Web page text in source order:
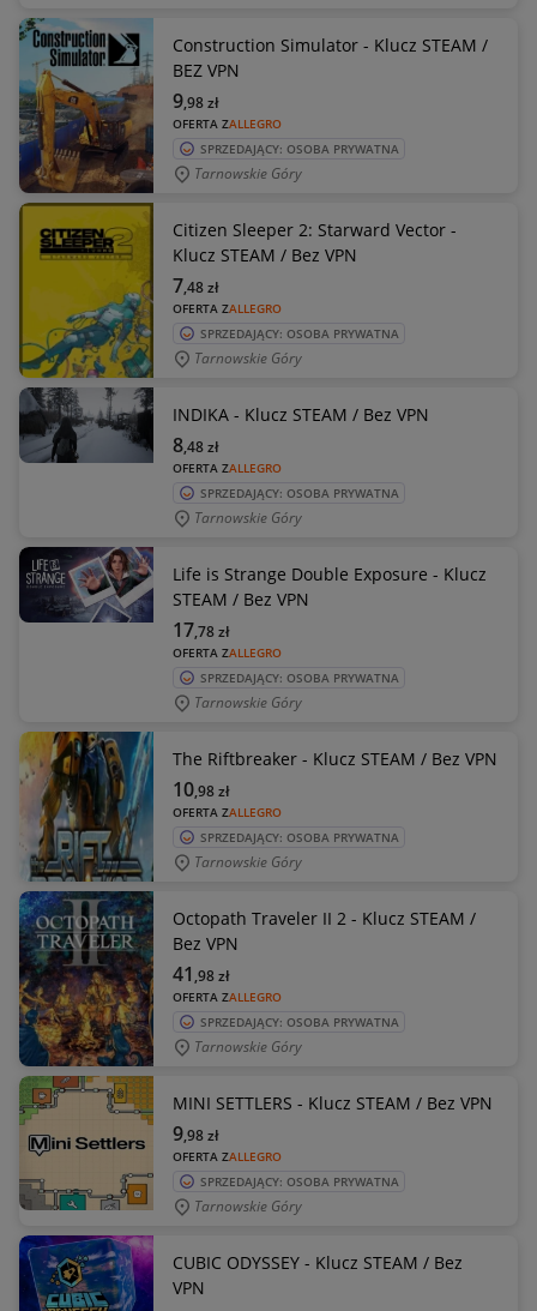
Construction Simulator - Klucz STEAM /
BEZ VPN
OFERTA ZALLEGRO
9,98zł
SPRZEDAJĄCY: OSOBA PRYWATNA
Tarnowskie Góry
Citizen Sleeper 2: Starward Vector -
Klucz STEAM / Bez VPN
OFERTA ZALLEGRO
7,48zł
SPRZEDAJĄCY: OSOBA PRYWATNA
Tarnowskie Góry
INDIKA - Klucz STEAM / Bez VPN
OFERTA ZALLEGRO
8,48zł
SPRZEDAJĄCY: OSOBA PRYWATNA
Tarnowskie Góry
Life is Strange Double Exposure - Klucz
STEAM / Bez VPN
OFERTA ZALLEGRO
17,78zł
SPRZEDAJĄCY: OSOBA PRYWATNA
Tarnowskie Góry
The Riftbreaker - Klucz STEAM / Bez VPN
OFERTA ZALLEGRO
10,98zł
SPRZEDAJĄCY: OSOBA PRYWATNA
Tarnowskie Góry
Octopath Traveler II 2 - Klucz STEAM /
Bez VPN
OFERTA ZALLEGRO
41 ,98zł
SPRZEDAJĄCY: OSOBA PRYWATNA
Tarnowskie Góry
MINI SETTLERS - Klucz STEAM / Bez VPN
OFERTA ZALLEGRO
9,98zł
SPRZEDAJĄCY: OSOBA PRYWATNA
Tarnowskie Góry
CUBIC ODYSSEY - Klucz STEAM / Bez
VPN